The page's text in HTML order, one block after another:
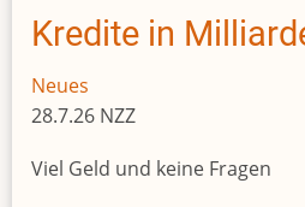
Kredite in
Neues
28.7.26 NZZ
Viel Geld und keine Fragen